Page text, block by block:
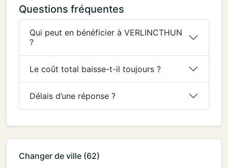
Questions fréquentes
Qui peut en bénéficier à VERLINCTHUN
?
Le coût total baisse-t-il toujours ?
Délais d’une réponse ?
Changer de ville (62)